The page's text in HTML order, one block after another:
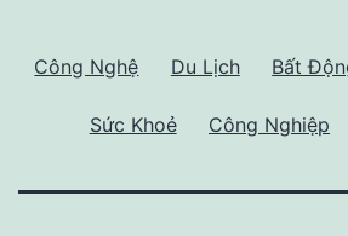
Công Nghệ Du Lịch Bất
Sức Khoẻ Công Nghiệp